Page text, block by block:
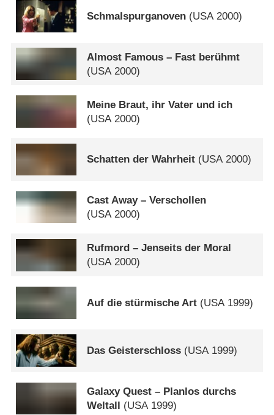
Schmalspurganoven (USA2000)
Almost Famous – Fast berühmt
(USA 2000)
Meine Braut, ihr Vater und ich
(USA 2000)
Schatten der Wahrheit (USA2000)
Cast Away – Verschollen
(USA2000)
Rufmord – Jenseits der Moral
(USA2000)
Auf die stürmische Art (USA1999)
Das Geisterschloss (USA1999)
Galaxy Quest – Planlos durchs
Weltall (USA1999)